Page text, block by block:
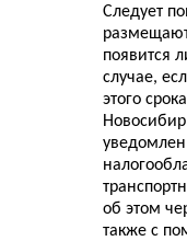
Следует
появится
случае,
этого
об этом
также с